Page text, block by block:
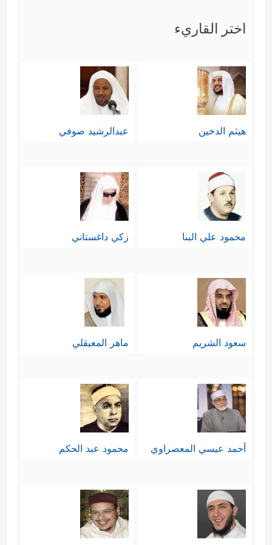
﴿١٦﴾
ٱذۡهَبۡ إِلَىٰ فِرۡعَوۡنَ إِنَّهُۥ طَغَىٰ
﴿١٩﴾
فَأَرَىٰهُ ٱلۡـَٔایَةَ ٱلۡكُبۡرَىٰ﴿٢٠﴾
فَكَذَّبَ وَعَصَىٰ
﴿٢١﴾
ثُمَّ أَدۡبَرَ یَسۡعَىٰ ﴿٢٢﴾
فَحَشَرَ فَنَادَىٰ
فَقَالَ أَنَا۠ رَبُّكُمُ ٱلۡأَعۡلَىٰ ﴿٢٤﴾
فَأَخَذَهُ ٱللَّهُ
نَكَالَ ٱلۡأَخِرَةِ وَٱلۡأُولَىٰۤ
إِنَّ فِی ذَ ٰ⁠لِكَ لَعِبۡرَةࣰ لِّمَن
یَخۡشَىٰۤ﴾
وحدانيّته سبحانه وقدرته على خلقه،
ورعايته لهم
﴿ءَأَنتُمۡ أَشَدُّ خَلۡقًا أَمِ ٱلسَّمَاۤءُۚ بَنَىٰهَا
﴿٢٧﴾
رَفَعَ سَمۡكَهَا فَسَوَّىٰهَا﴿٢٨﴾
وَأَغۡطَشَ لَیۡلَهَا
﴿٣٠﴾
أَخۡرَجَ مِنۡهَا مَاۤءَهَا وَمَرۡعَىٰهَا﴿٣١﴾
أَرۡسَىٰهَا﴿٣٢﴾ مَتَـٰعࣰا لَّكُمۡ وَلِأَنۡعَـٰمِكُمۡ﴾.
خامسًا: ثم تعود السورة إلى موضوعها
والحكم الإلهي الشامل والعادل الذي لا
يظلم أحدًا، ولا يُحابي أحدًا، هناك تبرّزُ
اختر القاريء
هيثم الدخين عبدالرشيد صوفي
محمود علي البنا زكي داغستاني
سعود الشريم ماهر المعيقلي
أحمد عيسي المعصراوي محمود عبد الحكم